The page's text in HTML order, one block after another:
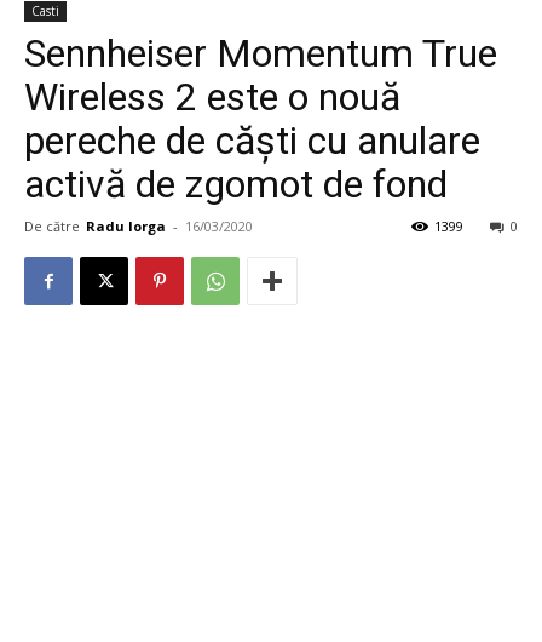
Casti
Sennheiser Momentum True
Wireless 2 este o nouă
pereche de căşti cu anulare
activă de zgomot de fond
De către Radu Iorga - 16/03/2020 0
1399